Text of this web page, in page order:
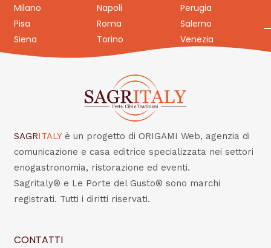
Milano
Napoli
Perugia
Pisa
Roma
Salerno
Siena
Torino Venezia
SAGRITALY è un progetto di ORIGAMI Web, agenzia di
comunicazione e casa editrice specializzata nei settori
enogastronomia, ristorazione ed eventi.
Sagritaly® e Le Porte del Gusto® sono marchi
registrati. Tutti i diritti riservati.
CONTATTI